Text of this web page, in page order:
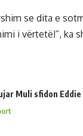
se dita e
i vërtetë!”, ka
Muli sfidon